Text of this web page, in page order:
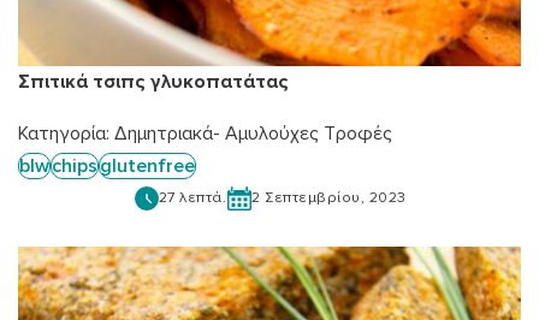
Σπιτικά τσιπς γλυκοπατάτας
Κατηγορία: Δημητριακά- Αμυλούχες Τροφές
blwchipsglutenfree
27 λεπτά. 2 Σεπτεμβρίου, 2023